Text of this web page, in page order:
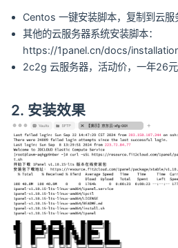
Centos 一键安装脚本，复制到云服
其他的云服务器系统安装脚本：
https://1panel.cn/docs/
2c2g 云服务器，活动价，一年26元
2. 安装效果